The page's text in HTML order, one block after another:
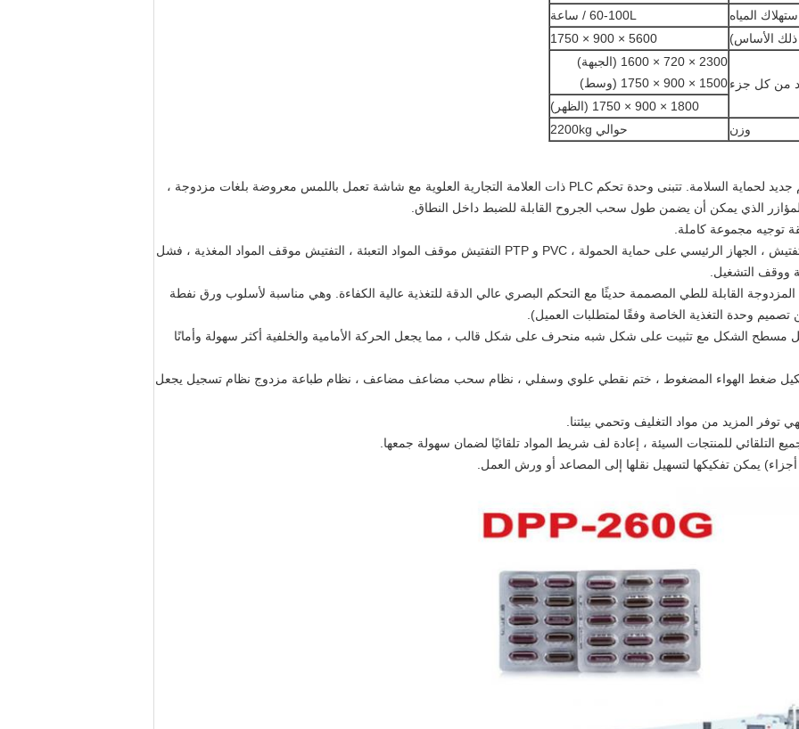
المياه
60-100L / ساعة
5600 × 900 × 1750
من كل جزء
2300 × 720 × 1600 (الجبهة)
1500 × 900 × 1750 (وسط)
1800 × 900 × 1750 (الظهر)
وزن
حوالي 2200kg
الجهاز المستخدم من هيكل مغلق ، تصميم جديد لحماية السلامة. تتبنى وحدة تحكم PLC ذات العلامة التجارية العلوية مع شاشة تعمل باللمس معروضة بلغات مزدوجة ،
الذي يمكن أن يضمن طول سحب الجروح القابلة للضبط داخل النطاق.
مع التحكم في درجة الحرارة الحرارية والتفتيش ، الجهاز الرئيسي على حماية الحمولة ، PVC و PTP التفتيش موقف المواد التعبئة ، التفتيش موقف المواد المغذية ، فشل
ووقف التشغيل.
المزدوجة القابلة للطي المصممة حديثًا مع التحكم البصري عالي الدقة للتغذية عالية الكفاءة. وهي مناسبة لأسلوب ورق نفطة
وحدة التغذية الخاصة وفقًا لمتطلبات العميل).
مسطح الشكل مع تثبيت على شكل شبه منحرف على شكل قالب ، مما يجعل الحركة الأمامية والخلفية أكثر سهولة وأمانًا
ضغط الهواء المضغوط ، ختم نقطي علوي وسفلي ، نظام سحب مضاعف مضاعف ، نظام طباعة مزدوج نظام تسجيل يجعل
التلقائي للمنتجات السيئة ، إعادة لف شريط المواد تلقائيًا لضمان سهولة جمعها.
أجزاء) يمكن تفكيكها لتسهيل نقلها إلى المصاعد أو ورش العمل.